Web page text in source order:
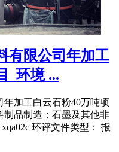
有限公司年加工
_环境 ...
加工白云石粉40万吨项
制品制造；石墨及其他非
环评文件类型： 报